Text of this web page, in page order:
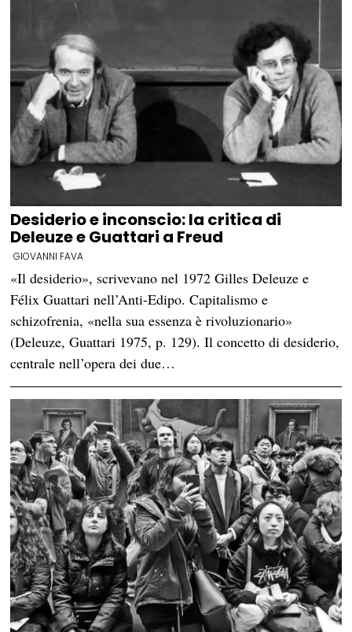
Desiderio e inconscio: la critica di
Deleuze e Guattari a Freud
GIOVANNI FAVA
«Il desiderio», scrivevano nel 1972 Gilles Deleuze e
Félix Guattari nell’Anti-Edipo. Capitalismo e
schizofrenia, «nella sua essenza è rivoluzionario»
(Deleuze, Guattari 1975, p. 129). Il concetto di desiderio,
centrale nell’opera dei due…